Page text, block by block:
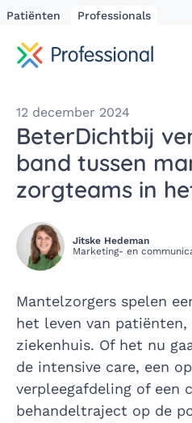
Patiënten Professionals
12 december 2024
BeterDichtbij
band tussen
zorgteams in
Jitske Hedeman
Marketing- en
Mantelzorgers spelen
het leven van
ziekenhuis. Of het nu
de intensive care, een
verpleegafdeling of een
behandeltraject op de